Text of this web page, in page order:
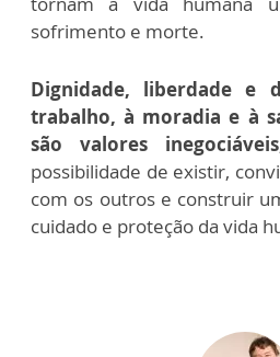
sofrimento e morte.
Dignidade, liberdade e
trabalho, à moradia e à
são valores inegociáveis
possibilidade de existir,
com os outros e construir
cuidado e proteção da vida